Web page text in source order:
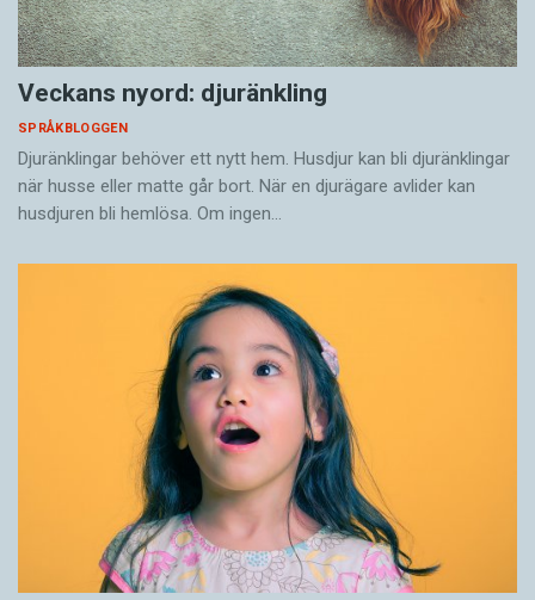
Veckans nyord: djuränkling
SPRÅKBLOGGEN
Djuränklingar behöver ett nytt hem. Husdjur kan bli djuränklingar
när husse eller matte går bort. När en djurägare avlider kan
husdjuren bli hemlösa. Om ingen…